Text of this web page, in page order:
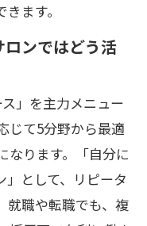
ます。
ンではどう活
」を主力メニュー
じて5分野から最適
なります。「自分に
」として、リピータ
就職や転職でも、複